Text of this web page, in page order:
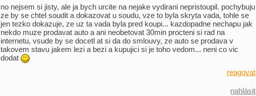
no nejsem si jisty, ale ja bych urcite na nejake vydirani nepristoupil. pochybuju
ze by se chtel soudit a dokazovat u soudu, vze to byla skryta vada, tohle se
jen tezko dokazuje, ze uz ta vada byla pred koupi... kazdopadne nechapu jak
nekdo muze prodavat auto a ani neobetovat 30min procteni si rad na
internetu, vsude by se docetl at si da do smlouvy, ze auto se prodava v
takovem stavu jakem lezi a bezi a kupujici si je toho vedom... neni co vic
dodat
reagovat
nahlásit